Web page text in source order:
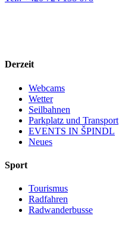
Derzeit
Webcams
Wetter
Seilbahnen
Parkplatz und Transport
EVENTS IN ŠPINDL
Neues
Sport
Tourismus
Radfahren
Radwanderbusse